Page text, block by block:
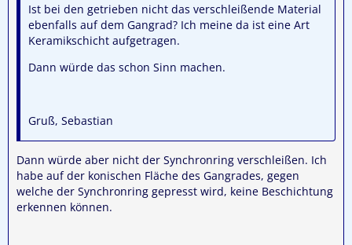
Ist bei den getrieben nicht das verschleißende Material
ebenfalls auf dem Gangrad? Ich meine da ist eine Art
Keramikschicht aufgetragen.
Dann würde das schon Sinn machen.
Gruß, Sebastian
Dann würde aber nicht der Synchronring verschleißen. Ich
habe auf der konischen Fläche des Gangrades, gegen
welche der Synchronring gepresst wird, keine Beschichtung
erkennen können.